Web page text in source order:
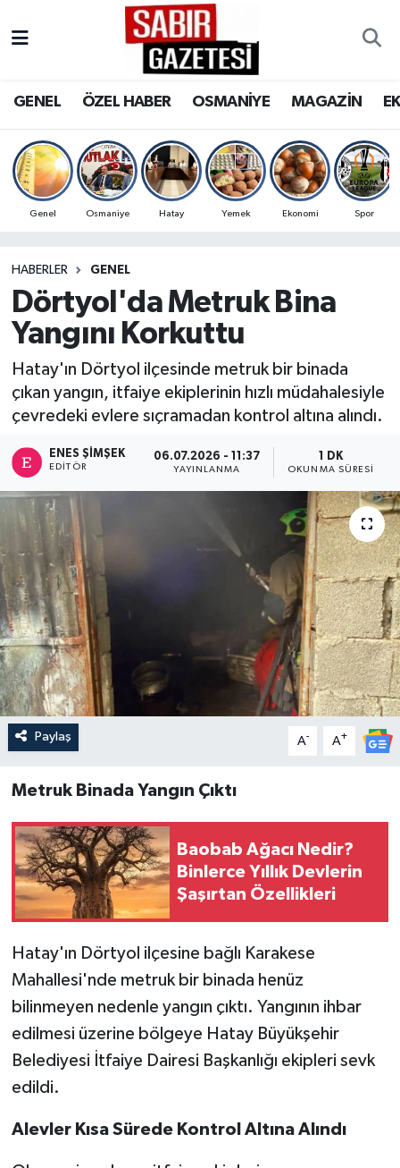
GENEL ÖZEL HABER OSMANİYE MAGAZİN
Genel Osmaniye Hatay Yemek Ekonomi Spor
HABERLER GENEL
Dörtyol'da Metruk Bina
Yangını Korkuttu
Hatay'ın Dörtyol ilçesinde metruk bir binada
çıkan yangın, itfaiye ekiplerinin hızlı müdahalesiyle
çevredeki evlere sıçramadan kontrol altına alındı.
ENES ŞIMŞEK
EDITÖR
06.07.2026 - 11:37
YAYINLANMA
1 DK
OKUNMA SÜRESI
Paylaş A- A+
Metruk Binada Yangın Çıktı
Baobab Ağacı Nedir?
Binlerce Yıllık Devlerin
Şaşırtan Özellikleri
Hatay'ın Dörtyol ilçesine bağlı Karakese
Mahallesi'nde metruk bir binada henüz
bilinmeyen nedenle yangın çıktı. Yangının ihbar
edilmesi üzerine bölgeye Hatay Büyükşehir
Belediyesi İtfaiye Dairesi Başkanlığı ekipleri sevk
edildi.
Alevler Kısa Sürede Kontrol Altına Alındı
OSMANİYE
MAGAZİN
SPOR
RESMİ İLANLAR
Osmaniye Nöbetçi Eczaneler
Osmaniye Trafik Yoğunluk Haritası
Süper Lig Puan Durumu ve Fikstür
Son Dakika Haberleri
Haber Arşivi